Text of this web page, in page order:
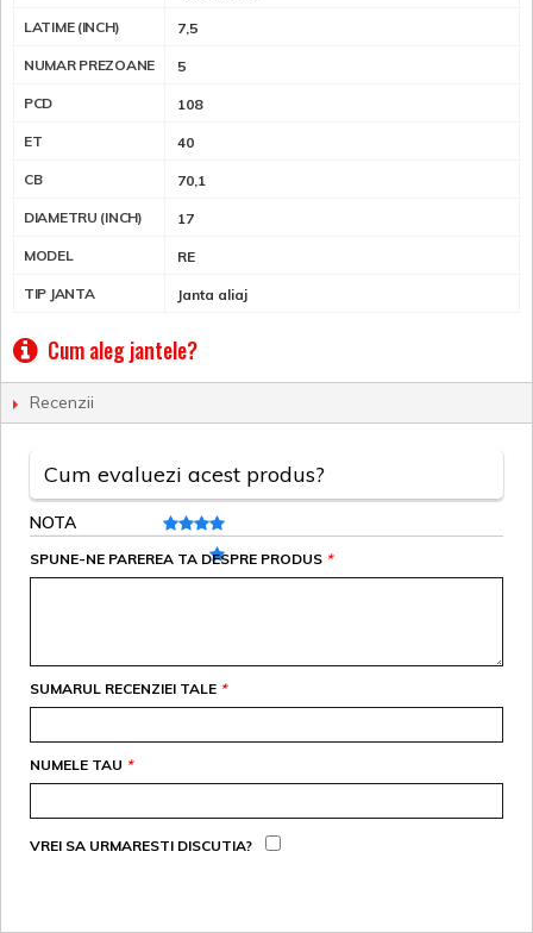
LATIME (INCH) 7,5
NUMAR PREZOANE 5
PCD 108
ET 40
CB 70,1
DIAMETRU (INCH) 17
MODEL RE
TIP JANTA Janta aliaj
Cum aleg jantele?
Recenzii
Cum evaluezi acest produs?
NOTA
*
SPUNE-NE PAREREA TA DESPRE PRODUS
*
SUMARUL RECENZIEI TALE
*
NUMELE TAU
VREI SA URMARESTI DISCUTIA?